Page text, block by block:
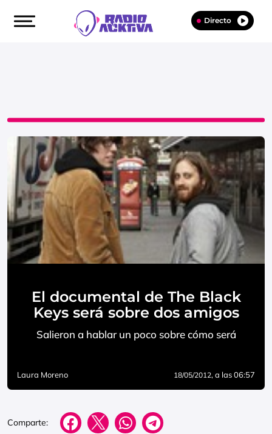
Directo
El documental de The Black
Keys será sobre dos amigos
Salieron a hablar un poco sobre cómo será
Laura Moreno 18/05/2012, a las 06:57
Comparte: